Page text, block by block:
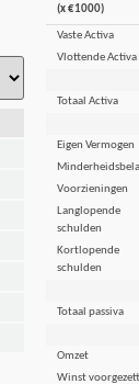
(x €1000)
Vaste Activa
Vlottende Activa
Totaal Activa
Eigen Vermogen
Voorzieningen
Langlopende
schulden
Kortlopende
schulden
Totaal passiva
Omzet
Winst